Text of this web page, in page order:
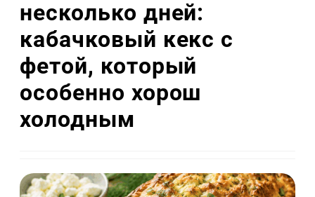
несколько дней:
кабачковый кекс с
фетой, который
особенно хорош
холодным